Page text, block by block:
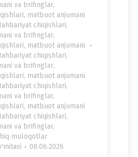
va brifinglar,
matbuot anjumani
chiqishlari,
va brifinglar,
matbuot anjumani
chiqishlari,
va brifinglar,
matbuot anjumani
chiqishlari,
va brifinglar,
matbuot anjumani
chiqishlari,
va brifinglar,
muloqotlar
08.06.2026